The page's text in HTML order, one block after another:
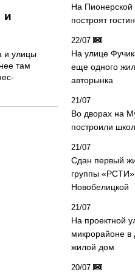
и
и улицы
там
На Пионерской
построят
22/07
На улице
еще одного
авторынка
21/07
Во дворах на
построили
21/07
Сдан первый
группы
Новобелицкой
21/07
На проектной
микрорайоне в
жилой дом
20/07